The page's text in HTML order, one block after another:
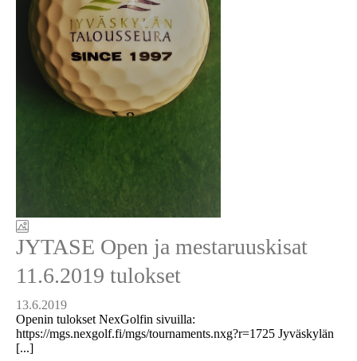
JYTASE Open ja mestaruuskisat
11.6.2019 tulokset
13.6.2019
Openin tulokset NexGolfin sivuilla:
https://mgs.nexgolf.fi/mgs/tournaments.nxg?r=1725 Jyväskylän
[...]